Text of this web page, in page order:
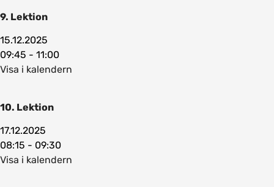
9. Lektion
15.12.2025
09:45 - 11:00
Visa i kalendern
10. Lektion
17.12.2025
08:15 - 09:30
Visa i kalendern